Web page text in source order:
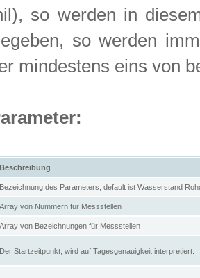
so werden in
so werden
mindestens eins von
Beschreibung
Bezeichnung des Parameters; default ist Wasserstand
Array von Nummern für Messstellen
Array von Bezeichnungen für Messstellen
Der Startzeitpunkt, wird auf Tagesgenauigkeit interpretiert.